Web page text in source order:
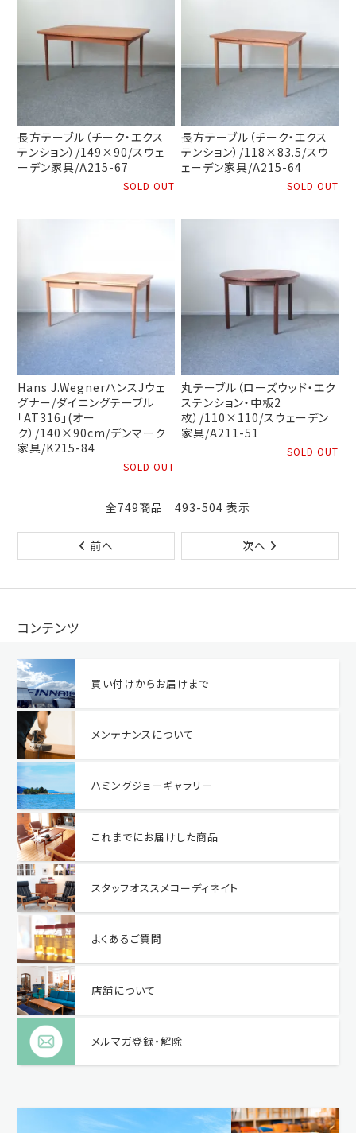
長方テーブル（チーク・エクス
テンション）/149×90/スウェ
ーデン家具/A215-67
SOLD OUT
長方テーブル（チーク・エクス
テンション）/118×83.5/スウ
ェーデン家具/A215-64
SOLD OUT
Hans J.WegnerハンスJウェ
グナー/ダイニングテーブル
「AT316」(オー
ク）/140×90cm/デンマーク
家具/K215-84
SOLD OUT
丸テーブル（ローズウッド・エク
ステンション・中板2
枚）/110×110/スウェーデン
家具/A211-51
SOLD OUT
全749商品 493-504 表示
前へ 次へ
コンテンツ
買い付けからお届けまで
メンテナンスについて
ハミングジョーギャラリー
これまでにお届けした商品
スタッフオススメコーディネイト
よくあるご質問
店舗について
メルマガ登録・解除